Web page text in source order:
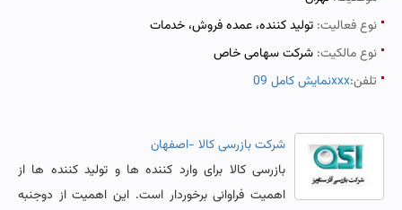
نوع فعالیت: تولید کننده، عمده فروش، خدمات
نوع مالکیت: شرکت سهامی خاص
تلفن:نمایش کامل 09xxx
شرکت بازرسی کالا -اصفهان
بازرسی کالا برای وارد کننده ها و تولید کننده ها از
اهمیت فراوانی برخوردار است. این اهمیت از دوجنبه